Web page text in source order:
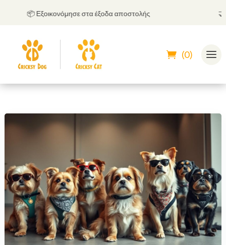
📦 Εξοικονόμησε στα έξοδα αποστολής
(0)